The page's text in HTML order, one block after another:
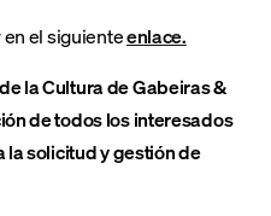
el siguienteenlace.
la Cultura de Gabeiras &
de todos los interesados
solicitud y gestión de